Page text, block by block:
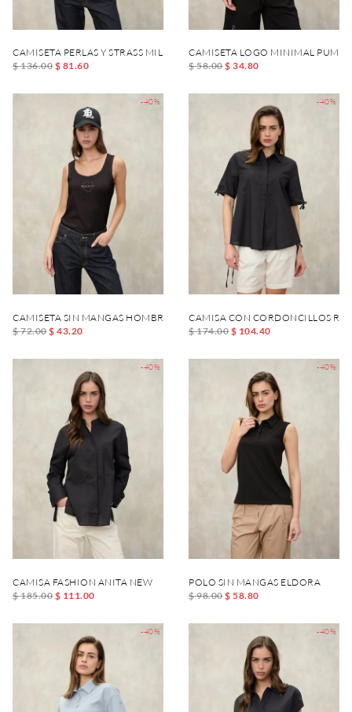
CAMISETA PERLAS Y STRASS MILLET
$ 136.00 $ 81.60
CAMISETA LOGO MINIMAL
$ 58.00$ 34.80
-40%
CAMISETA SIN MANGAS HOMBRO ESTRECHO BLAGDEN
$ 72.00$ 43.20
-40%
CAMISA CON CORDONCILLOS
$ 174.00 $ 104.40
-40%
CAMISA FASHION ANITA NEW
$ 185.00 $ 111.00
-40%
POLO SIN MANGAS ELDORA
$ 98.00$ 58.80
-40% -40%